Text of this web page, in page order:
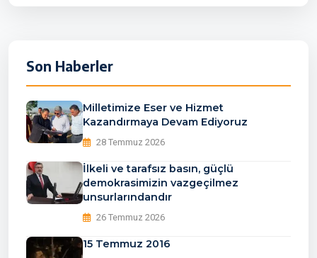
Son Haberler
Milletimize Eser ve Hizmet
Kazandırmaya Devam Ediyoruz
28 Temmuz 2026
İlkeli ve tarafsız basın, güçlü
demokrasimizin vazgeçilmez
unsurlarındandır
26 Temmuz 2026
15 Temmuz 2016